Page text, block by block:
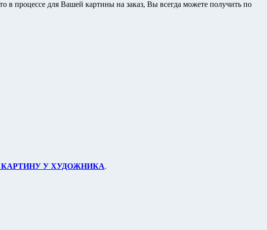
в процессе для Вашей картины на заказ, Вы всегда можете получить по
У ХУДОЖНИКА.